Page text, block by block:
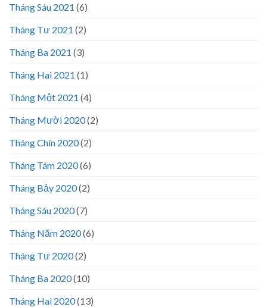
Tháng Sáu 2021 (6)
Tháng Tư 2021 (2)
Tháng Ba 2021 (3)
Tháng Hai 2021 (1)
Tháng Một 2021 (4)
Tháng Mười 2020(2)
Tháng Chín 2020(2)
Tháng Tám 2020(6)
Tháng Bảy 2020(2)
Tháng Sáu 2020(7)
Tháng Năm 2020(6)
Tháng Tư 2020(2)
Tháng Ba 2020(10)
Tháng Hai 2020(13)